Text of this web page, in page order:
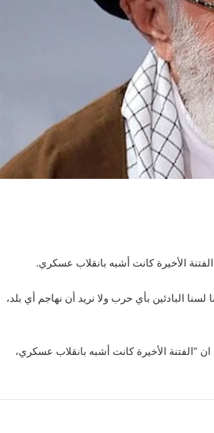
الأخيرة كانت أشبه بانقلاب عسكري.
لسنا البادئين بأي حرب ولا نريد أن نهاجم أي بلد،
“الفتنة الأخيرة كانت أشبه بانقلاب عسكري،